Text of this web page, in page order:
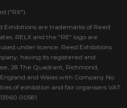
("RX").
Exhibitions are trademarks of Reed
RELX and the “RE” logo are
under licence. Reed Exhibitions
having its registered and
28 The Quadrant, Richmond,
and Wales with Company No.
of exhibition and fair organisers VAT
00581